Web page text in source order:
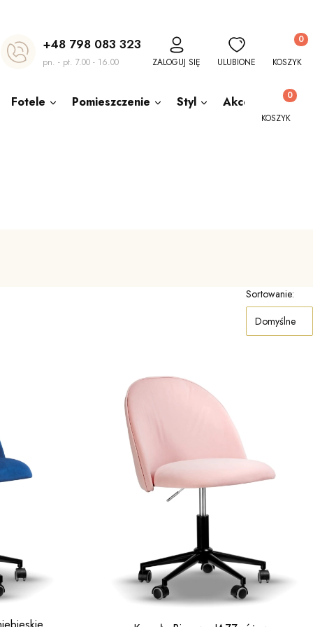
+48 798 083 323
pn. - pt. 7.00 - 16.00 ZALOGUJ SIĘ ULUBIONE KOSZYK
Fotele Pomieszczenie Styl AkcesoriaProdukty
KOSZYK
Sortowanie:
Domyślne